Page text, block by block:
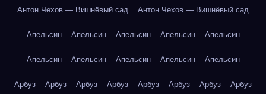
Антон Чехов — Вишнёвый сад Антон Чехов — Вишнёвый сад
Апельсин Апельсин Апельсин Апельсин Апельсин
Апельсин Апельсин Апельсин Апельсин Апельсин
Арбуз Арбуз Арбуз Арбуз Арбуз Арбуз Арбуз Арбуз